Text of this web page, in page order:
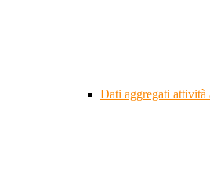
Dati aggregati attività